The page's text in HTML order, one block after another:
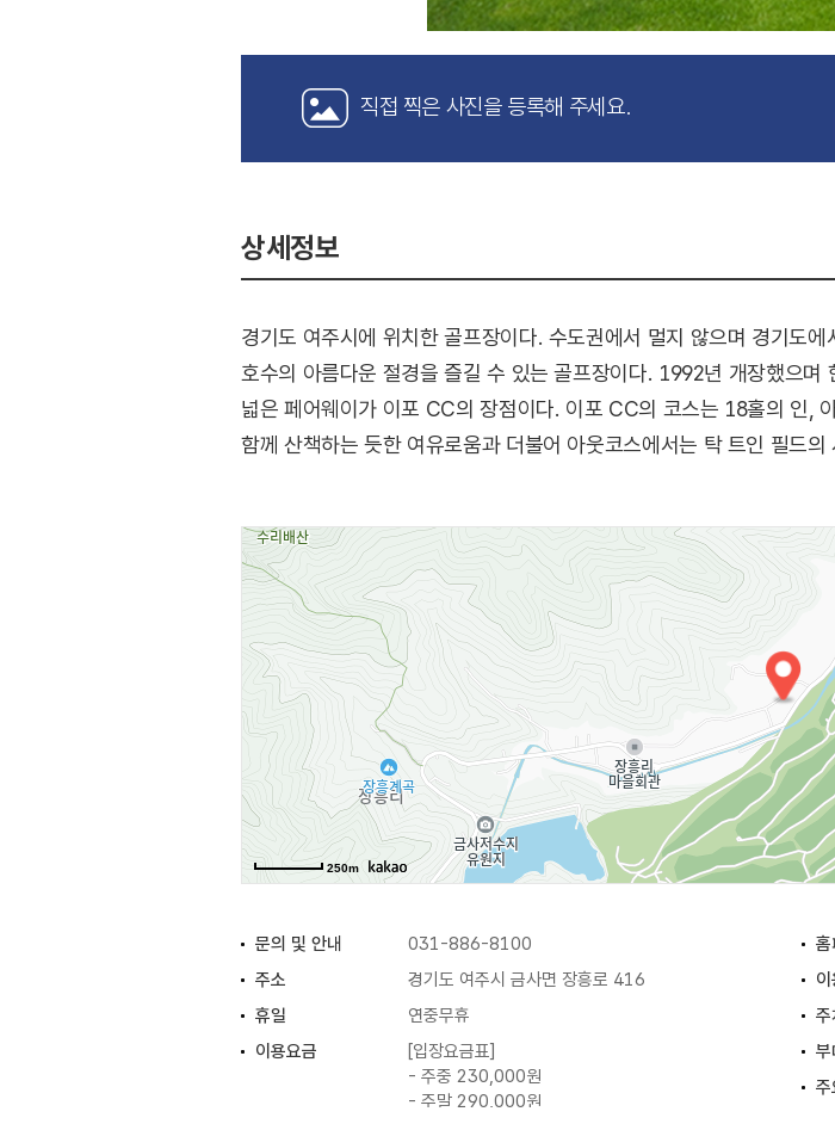
직접 찍은 사진을 등록해 주세요.
상세정보
경기도 여주시에 위치한 골프장이다. 수도권에서 멀지 않으며 경기도
호수의 아름다운 절경을 즐길 수 있는 골프장이다. 1992년 개장했으
넓은 페어웨이가 이포 CC의 장점이다. 이포 CC의 코스는 18홀의 인,
함께 산책하는 듯한 여유로움과 더불어 아웃코스에서는 탁 트인 필드
250m
문의 및 안내 031-886-8100 홈
주소
경기도 여주시 금사면 장흥로 416
휴일
연중무휴 주
이용요금
[입장요금표]
- 주중 230,000원
- 주말 290,000원
부
주